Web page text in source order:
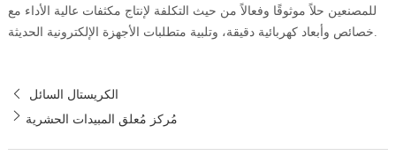
للمصنعين حلاً موثوقًا وفعالاً من حيث التكلفة لإنتاج مكثفات عالية الأداء مع
خصائص وأبعاد كهربائية دقيقة، وتلبية متطلبات الأجهزة الإلكترونية الحديثة.
الكريستال السائل
مُركز مُعلق المبيدات الحشرية